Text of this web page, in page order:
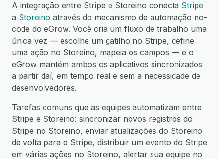
A integração entre Stripe e Storeino conecta Stripe
a Storeino através do mecanismo de automação no-
code do eGrow. Você cria um fluxo de trabalho uma
única vez — escolhe um gatilho no Stripe, define
uma ação no Storeino, mapeia os campos — e o
eGrow mantém ambos os aplicativos sincronizados
a partir daí, em tempo real e sem a necessidade de
desenvolvedores.
Tarefas comuns que as equipes automatizam entre
Stripe e Storeino: sincronizar novos registros do
Stripe no Storeino, enviar atualizações do Storeino
de volta para o Stripe, distribuir um evento do Stripe
em várias ações no Storeino, alertar sua equipe no